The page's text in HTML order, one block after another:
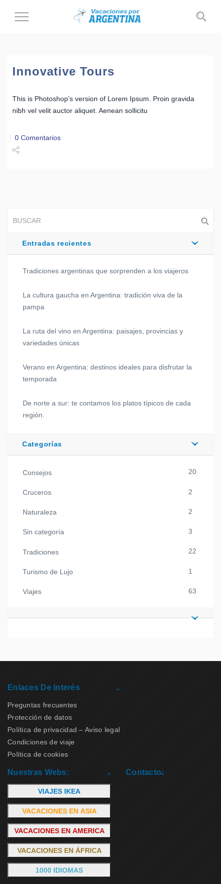
Cambiar
Innovative Tours
This is Photoshop’s version of Lorem Ipsum. Proin gravida
nibh vel velit auctor aliquet. Aenean sollicitu
0 Comentarios
Entradas recientes
Tradiciones argentinas que sorprenden a los viajeros
La cultura gaucha en Argentina: tradición viva de la
pampa
La ruta del vino en Argentina: paisajes, provincias y
variedades únicas
Verano en Argentina: destinos ideales para disfrutar la
temporada
De norte a sur: te contamos los platos típicos de cada
región.
Categorías
Consejos 20
Cruceros 2
Naturaleza 2
Sin categoría 3
Tradiciones 22
Turismo de Lujo 1
Viajes 63
Enlaces De Interés
Preguntas frecuentes
Protección de datos
Política de privacidad – Aviso legal
Condiciones de viaje
Política de cookies
Nuestras Webs:
VIAJES IKEA
VACACIONES EN ASIA
VACACIONES EN AMERICA
VACACIONES EN ÁFRICA
1000 IDIOMAS
Contacto: